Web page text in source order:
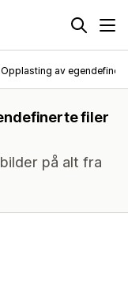
Opplasting av
filer
på alt fra